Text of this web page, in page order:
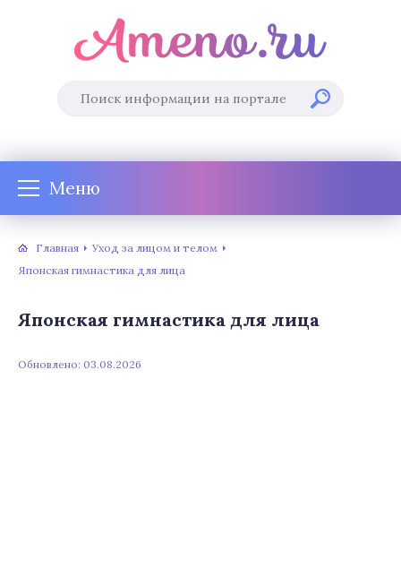
Меню
Главная
Уход за лицом и телом
Японская гимнастика для лица
Японская гимнастика для лица
Обновлено: 03.08.2026